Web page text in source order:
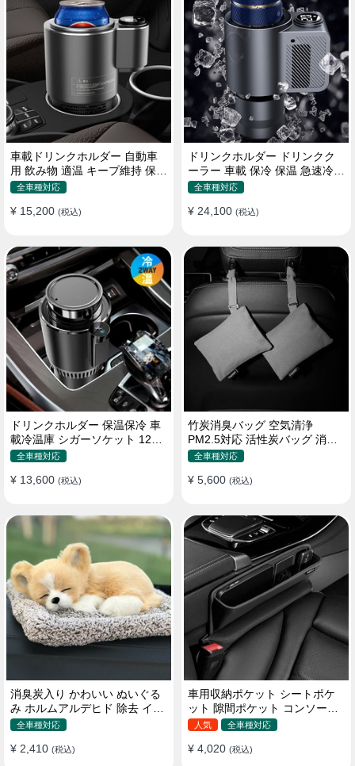
車載ドリンクホルダー 自動車
用 飲み物 適温 キープ維持 保温
冷機能付き
全車種対応
¥ 15,200 (税込)
ドリンクホルダー ドリンクク
ーラー 車載 保冷 保温 急速冷却
缶対応
全車種対応
¥ 24,100 (税込)
ドリンクホルダー 保温保冷 車
載冷温庫 シガーソケット 12V
車用 車中泊
全車種対応
¥ 13,600 (税込)
竹炭消臭バッグ 空気清浄
PM2.5対応 活性炭バッグ 消臭
車用 デオドラント 繰り返し使
全車種対応
¥ 5,600 (税込)
消臭炭入り かわいい ぬいぐる
み ホルムアルデヒド 除去 イン
テリア 贈り物
全車種対応
¥ 2,410 (税込)
車用収納ポケット シートポケ
ット 隙間ポケット コンソール
ボックス カー用品
人気 全車種対応
¥ 4,020 (税込)